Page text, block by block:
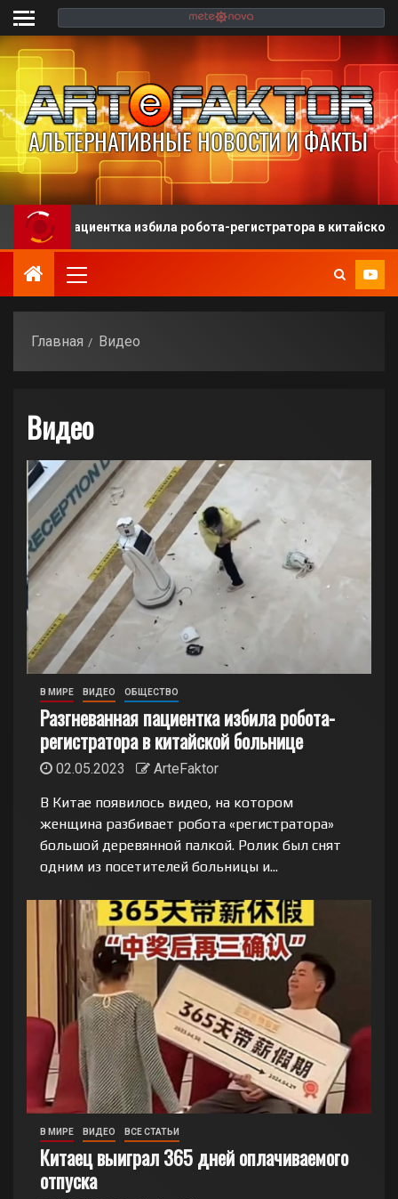
избила робота-регистратора в китайской больнице
Главная Видео
Видео
В МИРЕ ВИДЕО ОБЩЕСТВО
Разгневанная пациентка избила робота-
регистратора в китайской больнице
02.05.2023
ArteFaktor
В Китае появилось видео, на котором
женщина разбивает робота «регистратора»
большой деревянной палкой. Ролик был снят
одним из посетителей больницы и...
В МИРЕ ВИДЕО ВСЕ СТАТЬИ
Китаец выиграл 365 дней оплачиваемого
отпуска